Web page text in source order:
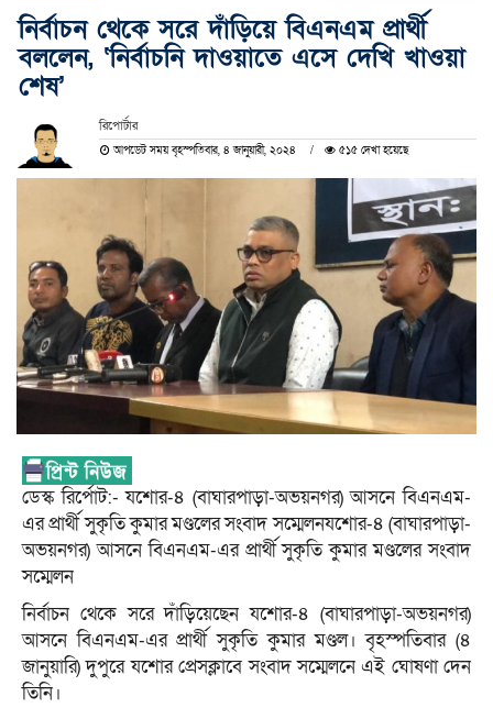
নির্বাচন থেকে সরে দাঁড়িয়ে বিএনএম প্রার্থী
বললেন, ‘নির্বাচনি দাওয়াতে এসে দেখি খাওয়া
শেষ’
রিপোর্টার
আপডেট সময় বৃহস্পতিবার, ৪ জানুয়ারী, ২০২৪ ৫১৫ দেখা হয়েছে
ডেস্ক রির্পোট:- যশোর-৪ (বাঘারপাড়া-অভয়নগর) আসনে বিএনএম-
এর প্রার্থী সুকৃতি কুমার মণ্ডলের সংবাদ সম্মেলনযশোর-৪ (বাঘারপাড়া-
অভয়নগর) আসনে বিএনএম-এর প্রার্থী সুকৃতি কুমার মণ্ডলের সংবাদ
সম্মেলন
নির্বাচন থেকে সরে দাঁড়িয়েছেন যশোর-৪ (বাঘারপাড়া-অভয়নগর)
আসনে বিএনএম-এর প্রার্থী সুকৃতি কুমার মণ্ডল। বৃহস্পতিবার (৪
জানুয়ারি) দুপুরে যশোর প্রেসক্লাবে সংবাদ সম্মেলনে এই ঘোষণা দেন
তিনি।